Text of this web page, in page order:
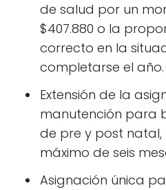
de salud por un
$407.880 o la
correcto en la
completarse el año.
Extensión de la
manutención para
de pre y post
máximo de seis
Asignación única